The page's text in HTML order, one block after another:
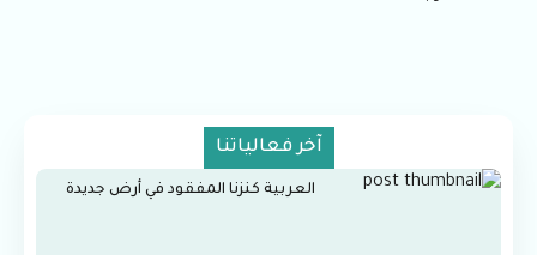
آخر فعالياتنا
العربية كنزنا المفقود في أرض جديدة